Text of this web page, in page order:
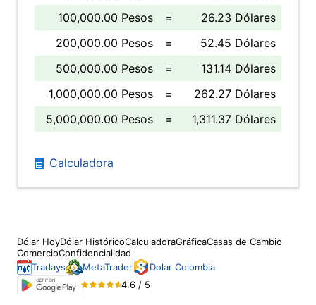
100,000.00 Pesos
=
26.23 Dólares
200,000.00 Pesos
=
52.45 Dólares
500,000.00 Pesos
=
131.14 Dólares
1,000,000.00 Pesos
=
262.27 Dólares
5,000,000.00 Pesos
= 1,311.37 Dólares
Calculadora
Dólar HoyDólar HistóricoCalculadoraGráficaCasas de Cambio
ComercioConfidencialidad
Tradays
MetaTrader
Dolar Colombia
4.6 / 5